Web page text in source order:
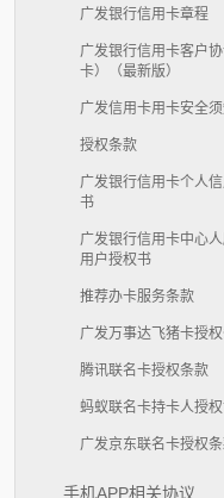
广发银行信用卡章程
广发银行信用卡客户
卡）（最新版）
广发信用卡用卡安全须
授权条款
广发银行信用卡个人
书
广发银行信用卡中心
用户授权书
推荐办卡服务条款
广发万事达飞猪卡授
腾讯联名卡授权条款
蚂蚁联名卡持卡人授
广发京东联名卡授权
手机APP相关协议